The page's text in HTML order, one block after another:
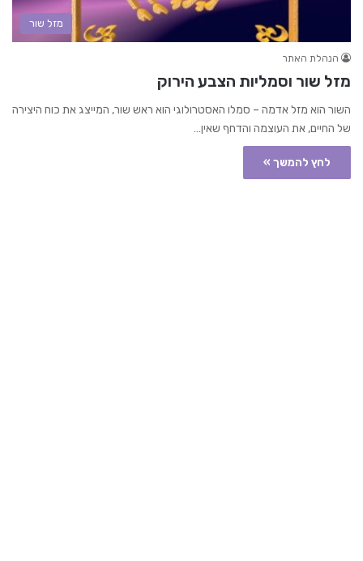
מזל שור
הנהלת האתר
מזל שור וסמליות הצבע הירוק
השור הוא מזל אדמה – סמלו האסטרולוגי הוא ראש שור, המייצג את כוח היצירה
של החיים, את העוצמה והדחף שאין…
לחץ להמשך »